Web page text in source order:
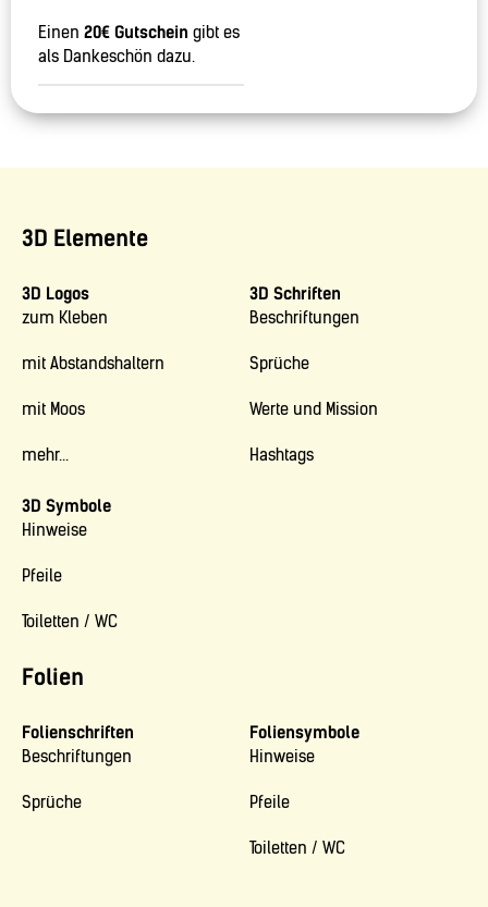
Einen 20€ Gutschein gibt es
als Dankeschön dazu.
3D Elemente
Folien
3D Logos
zum Kleben
mit Abstandshaltern
mit Moos
mehr...
3D Schriften
Beschriftungen
Sprüche
Werte und Mission
Hashtags
3D Symbole
Hinweise
Pfeile
Toiletten / WC
Folienschriften
Beschriftungen
Sprüche
Foliensymbole
Hinweise
Pfeile
Toiletten / WC